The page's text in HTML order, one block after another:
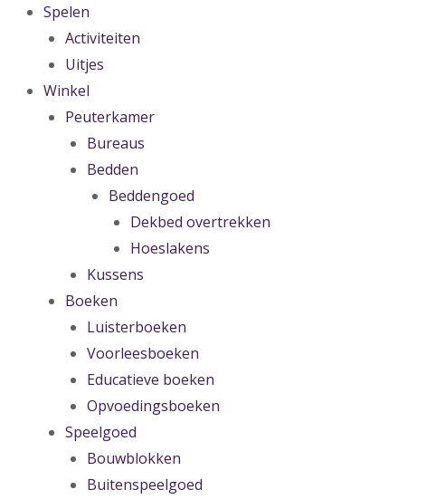
Spelen
Activiteiten
Uitjes
Winkel
Peuterkamer
Bureaus
Bedden
Beddengoed
Dekbed overtrekken
Hoeslakens
Kussens
Boeken
Luisterboeken
Voorleesboeken
Educatieve boeken
Opvoedingsboeken
Speelgoed
Bouwblokken
Buitenspeelgoed